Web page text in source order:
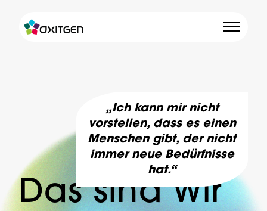
„Ich kann mir nicht
vorstellen, dass es einen
Menschen gibt, der nicht
immer neue Bedürfnisse
hat.“
Das sind Wir